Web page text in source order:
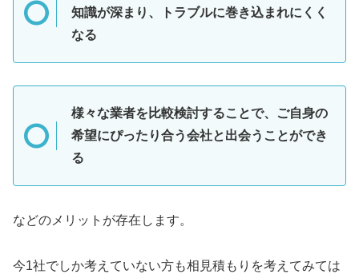
知識が深まり、トラブルに巻き込まれにくく
なる
様々な業者を比較検討することで、ご自身の
希望にぴったり合う会社と出会うことができ
る
などのメリットが存在します。
今1社でしか考えていない方も相見積もりを考えてみては